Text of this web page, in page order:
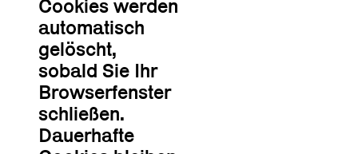
Cookies werden
automatisch
gelöscht,
sobald Sie Ihr
Browserfenster
schließen.
Dauerhafte